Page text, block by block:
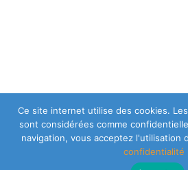
Ce site internet utilise des cookies.
sont considérées comme
navigation, vous acceptez l'utilisation
confidentialité